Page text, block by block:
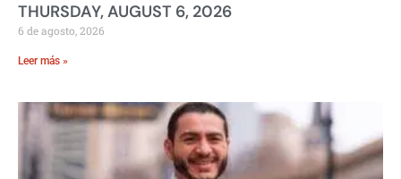
THURSDAY, AUGUST 6, 2026
6 de agosto, 2026
Leer más »